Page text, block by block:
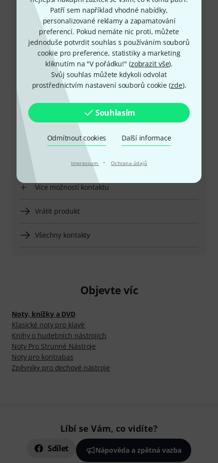
Patří sem například vhodné nabídky,
personalizované reklamy a zapamatování
preferencí. Pokud nemáte nic proti, můžete
jednoduše potvrdit souhlas s používáním souborů
cookie pro preference, statistiky a marketing
kliknutím na "V pořádku!" (zobrazit vše).
Svůj souhlas můžete kdykoli odvolat
prostřednictvím nastavení souborů cookie (zde).
Souhlasím
Odmítnout cookies Další informace
Impressum · Ochrana údajů
+49-9546-9223-649
Máte-li jakýkoli dotaz nebo problém, kolegové ze
zákaznického centra jsou vždy připraveni pomoci
Mějte připraveno zákaznické číslo
Provozní doba (CEST - Středoevropský
letní čas)
Zařídit zpětné volání
Více možností kontaktu
Vrátit produkt
Všechny kontakty
Objevte víc
Noty, knížky a DVD
Klasické noty pro klavír
Knihy o hudebních nástrojích
Noty Pro Strunné Nástroje
Noty pro kontrabas
Zpěvníky pro dechové nástroje
Líbí se Vám, co vidíte?
Sdílet Nápověda a zpětná vazba